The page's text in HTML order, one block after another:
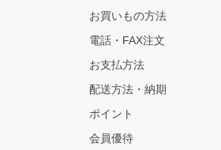
お買いもの方法
電話・FAX注文
お支払方法
配送方法・納期
ポイント
会員優待